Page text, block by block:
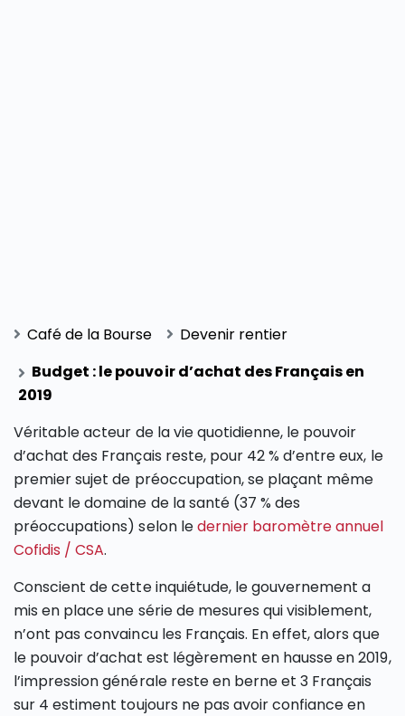
Café de la Bourse
Devenir rentier
Budget : le pouvoir d’achat des Français en
2019
Véritable acteur de la vie quotidienne, le pouvoir
d’achat des Français reste, pour 42 % d’entre eux, le
premier sujet de préoccupation, se plaçant même
devant le domaine de la santé (37 % des
préoccupations) selon ledernier baromètre annuel
Cofidis / CSA.
Conscient de cette inquiétude, le gouvernement a
mis en place une série de mesures qui visiblement,
n’ont pas convaincu les Français. En effet, alors que
le pouvoir d’achat est légèrement en hausse en 2019,
l’impression générale reste en berne et 3 Français
sur 4 estiment toujours ne pas avoir confiance en